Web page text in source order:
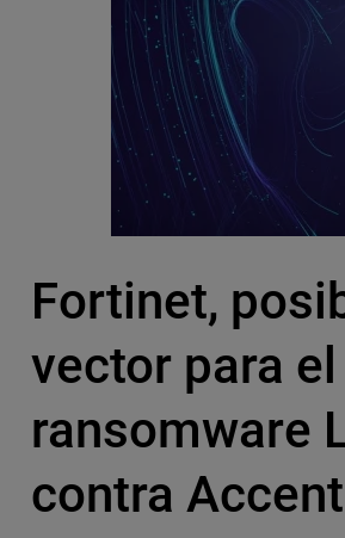
Fortinet,
vector para el
ransomware
contra